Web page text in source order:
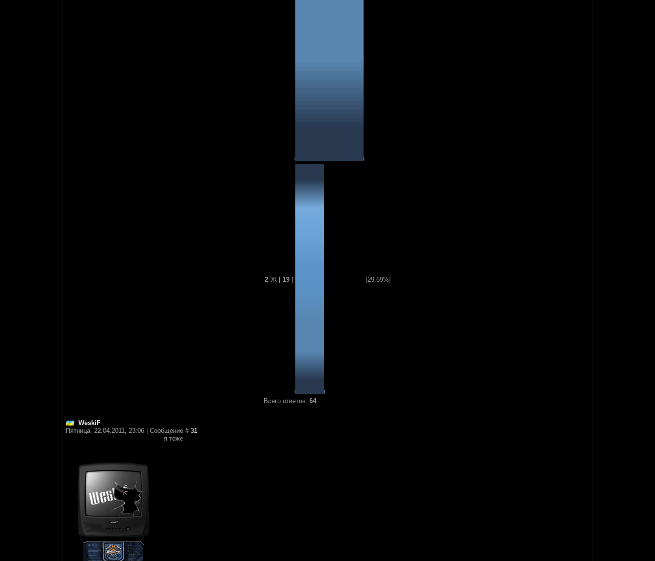
2. Ж [ 19] [29.69%]
Всего ответов: 64
WeskiF
Пятница, 22.04.2011, 23:06 | Сообщение # 31
я тоже